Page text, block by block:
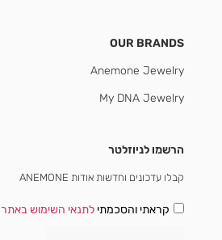
OUR BRANDS
Anemone Jewelry
My DNA Jewelry
הרשמו לניוזלטר
קבלו עדכונים וחדשות אודות ANEMONE
קראתי והסכמתילתנאי השימוש באתר